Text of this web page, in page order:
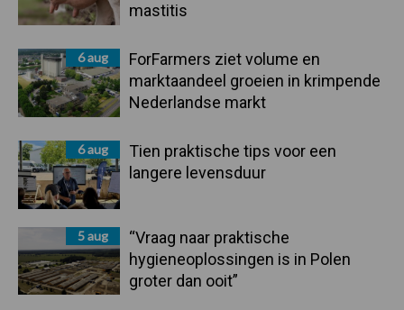
mastitis
6 aug
ForFarmers ziet volume en
marktaandeel groeien in krimpende
Nederlandse markt
6 aug
Tien praktische tips voor een
langere levensduur
5 aug
“Vraag naar praktische
hygieneoplossingen is in Polen
groter dan ooit”